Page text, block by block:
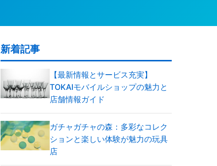
新着記事
【最新情報とサービス充実】
TOKAIモバイルショップの魅力と
店舗情報ガイド
ガチャガチャの森：多彩なコレク
ションと楽しい体験が魅力の玩具
店